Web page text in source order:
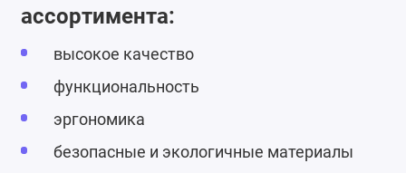
ассортимента:
высокое качество
функциональность
эргономика
безопасные и экологичные материалы